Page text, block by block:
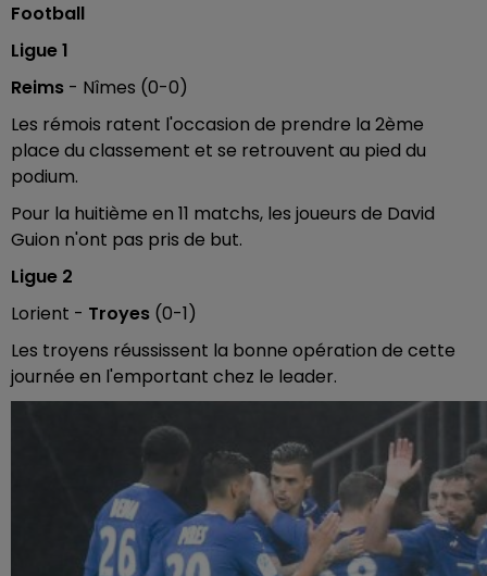
Football
Ligue 1
Reims - Nîmes (0-0)
Les rémois ratent l'occasion de prendre la 2ème
place du classement et se retrouvent au pied du
podium.
Pour la huitième en 11 matchs, les joueurs de David
Guion n'ont pas pris de but.
Ligue 2
Lorient - Troyes (0-1)
Les troyens réussissent la bonne opération de cette
journée en l'emportant chez le leader.